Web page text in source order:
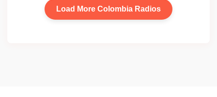
Load More Colombia Radios